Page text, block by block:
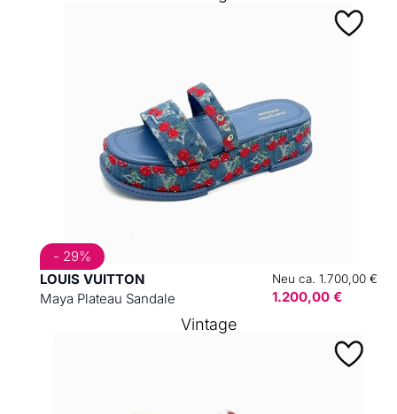
LOUIS VUITTON
Maya Plateau Sandale
Neu ca. 1.700,00 €
1.200,00 €
- 29%
Vintage